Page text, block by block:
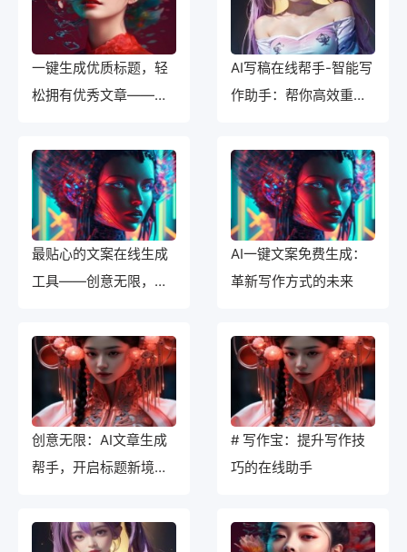
一键生成优质标题，轻
松拥有优秀文章——免
AI写稿在线帮手-智能写
作助手：帮你高效重写
最贴心的文案在线生成
工具——创意无限，助
AI一键文案免费生成：
革新写作方式的未来
创意无限：AI文章生成
帮手，开启标题新境
# 写作宝：提升写作技
巧的在线助手